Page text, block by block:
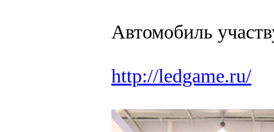
Автомобиль
http://ledgame.ru/